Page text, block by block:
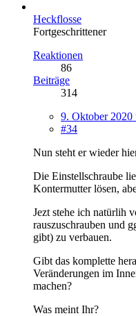
Heckflosse
Fortgeschrittener
Reaktionen
86
Beiträge
314
9. Oktober 2020
#34
Nun steht er wieder
Die Einstellschraube
Kontermutter lösen,
Jezt stehe ich natürlih
rauszuschrauben und
gibt) zu verbauen.
Gibt das komplette
Veränderungen im
machen?
Was meint Ihr?